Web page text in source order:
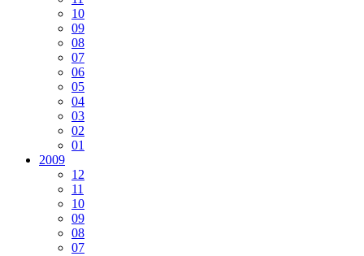
10
09
08
07
06
05
04
03
02
01
2009
12
11
10
09
08
07